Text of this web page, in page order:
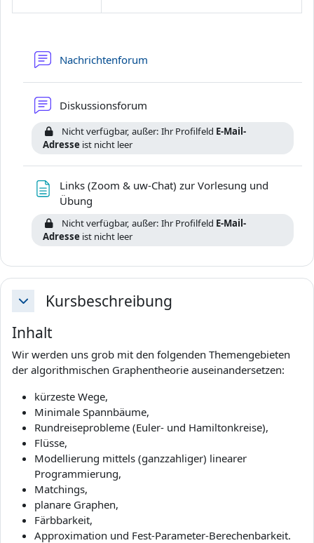
Nachrichtenforum
Diskussionsforum
Nicht verfügbar, außer: Ihr Profilfeld E-Mail-
Adresse ist nicht leer
Links (Zoom & uw-Chat) zur Vorlesung und
Übung
Nicht verfügbar, außer: Ihr Profilfeld E-Mail-
Adresse ist nicht leer
EinklappenKursbeschreibung
Inhalt
Wir werden uns grob mit den folgenden Themengebieten
der algorithmischen Graphentheorie auseinandersetzen:
kürzeste Wege,
Minimale Spannbäume,
Rundreiseprobleme (Euler- und Hamiltonkreise),
Flüsse,
Modellierung mittels (ganzzahliger) linearer
Programmierung,
Matchings,
planare Graphen,
Färbbarkeit,
Approximation und Fest-Parameter-Berechenbarkeit.